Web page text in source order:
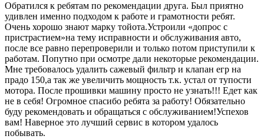
Обратился к ребятам по рекомендации друга. Был приятно
удивлен именно подходом к работе и грамотности ребят.
Очень хорошо знают марку тойота.Устроили «допрос с
пристрастием»на тему исправности и обслуживания авто,
после все равно перепроверили и только потом приступили к
работам. Попутно при осмотре дали некоторые рекомендации.
Мне требовалось удалить сажевый фильтр и клапан егр на
прадо 150,а так же увеличить мощность т.к. устал от тупости
мотора. После прошивки машину просто не узнать!!! Едет как
не в себя! Огромное спасибо ребята за работу! Обязательно
буду рекомендовать и обращаться с обслуживанием!Успехов
вам! Наверное это лучший сервис в котором удалось
побывать.